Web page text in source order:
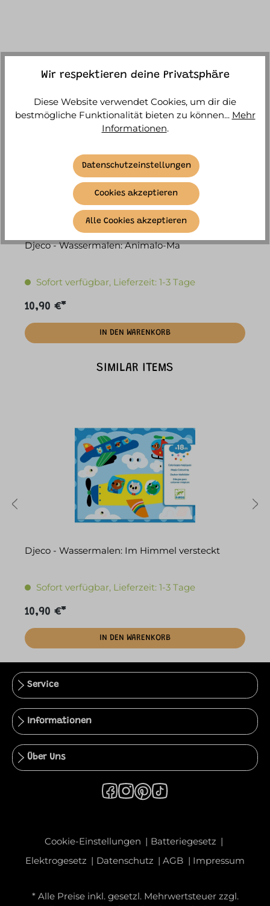
Djeco - Wassermalen: Animalo-Ma
Sofort verfügbar, Lieferzeit: 1-3 Tage
10,90 €*
IN DEN WARENKORB
SIMILAR ITEMS
Djeco - Wassermalen: Im Himmel versteckt
Sofort verfügbar, Lieferzeit: 1-3 Tage
10,90 €*
IN DEN WARENKORB
Service
Informationen
Über Uns
Cookie-Einstellungen
Batteriegesetz
Elektrogesetz
Datenschutz AGB Impressum
* Alle Preise inkl. gesetzl. Mehrwertsteuer zzgl.
Wir respektieren deine Privatsphäre
Diese Website verwendet Cookies, um dir die
bestmögliche Funktionalität bieten zu können... Mehr
Informationen.
Datenschutzeinstellungen
Cookies akzeptieren
Alle Cookies akzeptieren